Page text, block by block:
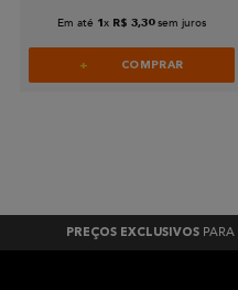
Em até 1 x R$ 3,30 sem juros
COMPRAR
PREÇOS EXCLUSIVOS